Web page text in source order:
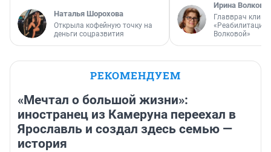
Наталья Шорохова
Открыла кофейную точку на
деньги соцразвития
Ирина Волкова
Главврач
«Реабилитация
Волковой»
РЕКОМЕНДУЕМ
«Мечтал о большой жизни»:
иностранец из Камеруна переехал в
Ярославль и создал здесь семью —
история